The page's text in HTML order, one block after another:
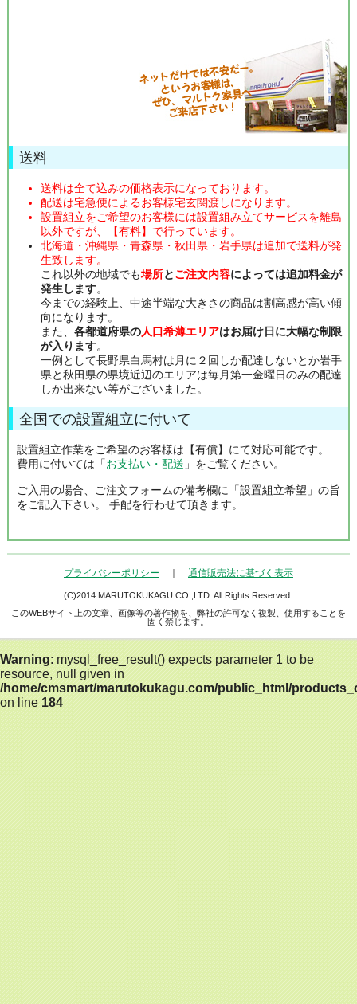
送料
送料は全て込みの価格表示になっております。
配送は宅急便によるお客様宅玄関渡しになります。
設置組立をご希望のお客様には設置組み立てサービスを離島
以外ですが、【有料】で行っています。
北海道・沖縄県・青森県・秋田県・岩手県は追加で送料が発
生致します。
これ以外の地域でも場所とご注文内容によっては追加料金が
発生します。
今までの経験上、中途半端な大きさの商品は割高感が高い傾
向になります。
また、 各都道府県の人口希薄エリアはお届け日に大幅な制限
が入ります。
一例として長野県白馬村は月に２回しか配達しないとか岩手
県と秋田県の県境近辺のエリアは毎月第一金曜日のみの配達
しか出来ない等がございました。
全国での設置組立に付いて
設置組立作業をご希望のお客様は【有償】にて対応可能です。
費用に付いては「お支払い・配送 」をご覧ください。
ご入用の場合、ご注文フォームの備考欄に「設置組立希望」の旨
をご記入下さい。 手配を行わせて頂きます。
プライバシーポリシー 通信販売法に基づく表示
(C)2014 MARUTOKUKAGU CO.,LTD. All Rights Reserved.
このWEBサイト上の文章、画像等の著作物を、弊社の許可なく複製、使用することを
固く禁じます。
Warning: mysql_free_result() expects parameter 1 to be
resource, null given in
/home/cmsmart/marutokukagu.com/public_html/
on line184